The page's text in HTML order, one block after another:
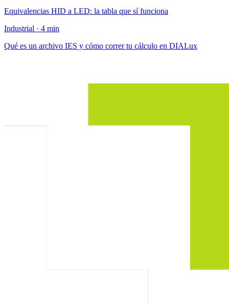
Equivalencias HID a LED: la tabla que sí funciona
Industrial · 4 min
Qué es un archivo IES y cómo correr tu cálculo en DIALux